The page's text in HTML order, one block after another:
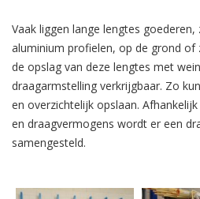
Vaak liggen lange lengtes
aluminium profielen, op de grond of
de opslag van deze lengtes met
draagarmstelling verkrijgbaar. Zo
en overzichtelijk opslaan.
en draagvermogens wordt er een
samengesteld.